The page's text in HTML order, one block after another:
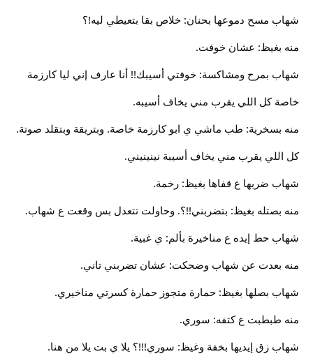
شهاب مسح دموعها بحنان: خلاص بقا بتعيطي ليه!؟
منه بغيظ: عشان خوفت.
شهاب بمرح ومشاكسة: خوفتي أسيبك!! أنا عارف إني ليا كارزمة
خاصة كل اللي يقرب مني يخاف أسيبه.
منه بسخرية: طب ماشي ي ابو كارزمة خاصة. وبتريقة وبتقلد صوتة.
كل اللي يقرب مني يخاف أسيبة نينينيني.
شهاب ضربها ع قفاها بغيظ: رخمة.
منه بصتله بغيظ: بتضربني!!؟. وحاولت تتعدل بس وقعت ع شهاب.
شهاب حط إيده ع مناخيرة بألم: ي غبية.
منه بعدت عن شهاب وضحكت: عشان تضربني تاني.
شهاب بصلها بغيظ: حمارة متجوز حمارة كسرتي مناخيري.
منه طبطبت ع كتفه: سوري.
شهاب زق إيديها بخفة وغيظ: سوري!!!؟ يلا ي بت يلا من هنا.